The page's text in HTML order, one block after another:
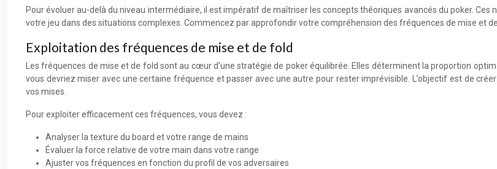
Pour évoluer au-delà du niveau intermédiaire, il est impératif de maîtriser les concepts théoriques avancés du poker.
votre jeu dans des situations complexes. Commencez par approfondir votre compréhension des fréquences de mise et
Exploitation des fréquences de mise et de fold
Les fréquences de mise et de fold sont au cœur d’une stratégie de poker équilibrée. Elles déterminent la proportion
vous devriez miser avec une certaine fréquence et passer avec une autre pour rester imprévisible. L’objectif est de
vos mises.
Pour exploiter efficacement ces fréquences, vous devez :
Analyser la texture du board et votre range de mains
Évaluer la force relative de votre main dans votre range
Ajuster vos fréquences en fonction du profil de vos adversaires